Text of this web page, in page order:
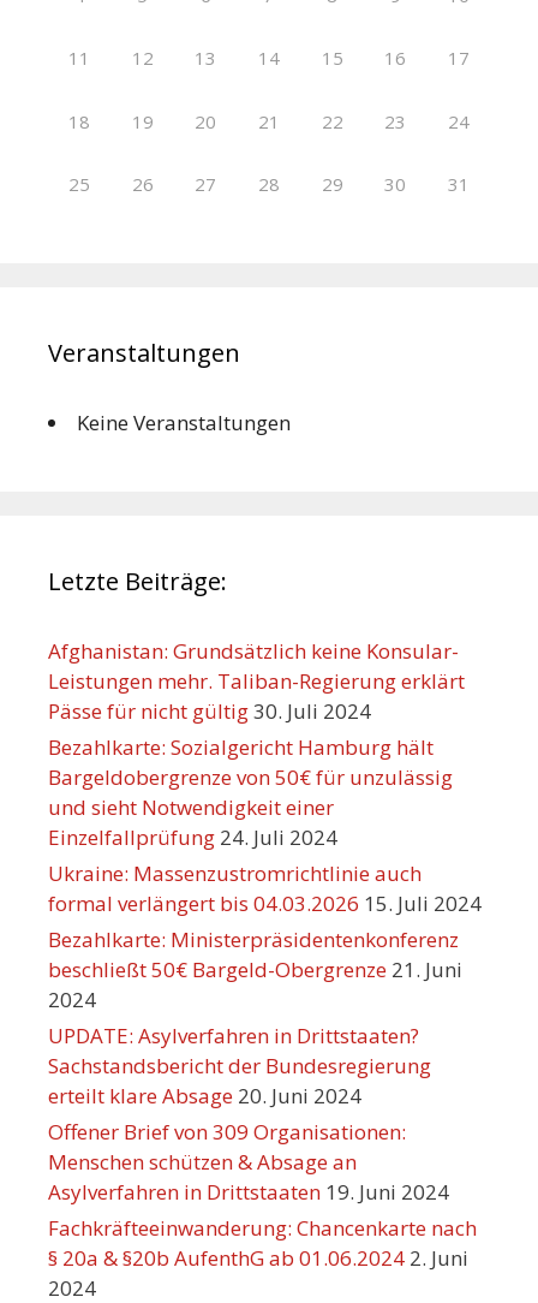
11 12 13 14 15 16 17
18 19 20 21 22 23 24
25 26 27 28 29 30 31
Veranstaltungen
Keine Veranstaltungen
Letzte Beiträge:
Afghanistan: Grundsätzlich keine Konsular-
Leistungen mehr. Taliban-Regierung erklärt
Pässe für nicht gültig30. Juli 2024
Bezahlkarte: Sozialgericht Hamburg hält
Bargeldobergrenze von 50€ für unzulässig
und sieht Notwendigkeit einer
Einzelfallprüfung 24. Juli 2024
Ukraine: Massenzustromrichtlinie auch
formal verlängert bis 04.03.2026 15. Juli 2024
Bezahlkarte: Ministerpräsidentenkonferenz
beschließt 50€ Bargeld-Obergrenze 21. Juni
2024
UPDATE: Asylverfahren in Drittstaaten?
Sachstandsbericht der Bundesregierung
erteilt klare Absage 20. Juni 2024
Offener Brief von 309 Organisationen:
Menschen schützen & Absage an
Asylverfahren in Drittstaaten 19. Juni 2024
Fachkräfteeinwanderung: Chancenkarte nach
§ 20a & §20b AufenthG ab 01.06.2024 2. Juni
2024